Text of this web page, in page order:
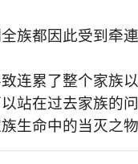
族都因此受到牵
连累了整个家族
站在过去家族的
生命中的当灭之物